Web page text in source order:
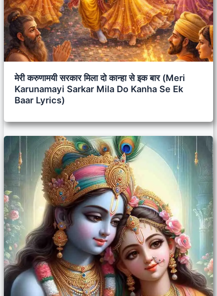
मेरी करुणामयी सरकार मिला दो कान्हा से इक बार (Meri
Karunamayi Sarkar Mila Do Kanha Se Ek
Baar Lyrics)